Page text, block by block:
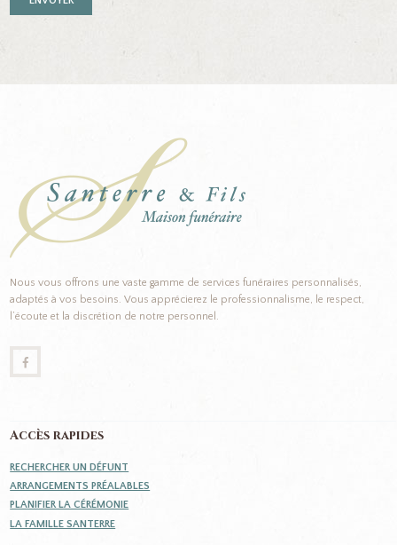
Nous vous offrons une vaste gamme de services funéraires personnalisés,
adaptés à vos besoins. Vous apprécierez le professionnalisme, le respect,
l’écoute et la discrétion de notre personnel.
Accès rapides
RECHERCHER UN DÉFUNT
ARRANGEMENTS PRÉALABLES
PLANIFIER LA CÉRÉMONIE
LA FAMILLE SANTERRE